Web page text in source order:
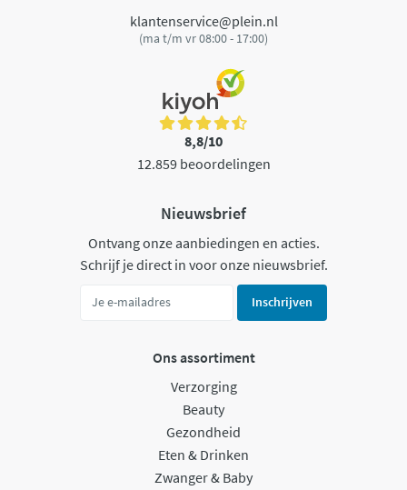
klantenservice@plein.nl
(ma t/m vr 08:00 - 17:00)
8,8/10
12.859 beoordelingen
Nieuwsbrief
Ontvang onze aanbiedingen en acties.
Schrijf je direct in voor onze nieuwsbrief.
Inschrijven
Ons assortiment
Verzorging
Beauty
Gezondheid
Eten & Drinken
Zwanger & Baby